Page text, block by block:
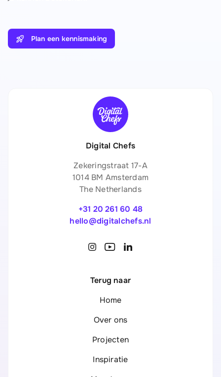
Plan een kennismaking
Digital Chefs
Zekeringstraat 17-A
1014 BM Amsterdam
The Netherlands
+31 20 261 60 48
hello@digitalchefs.nl
Terug naar
Home
Over ons
Projecten
Inspiratie